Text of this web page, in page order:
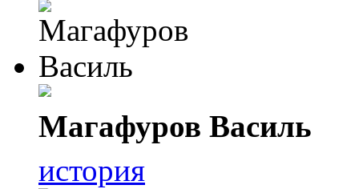
Магафуров Василь
история